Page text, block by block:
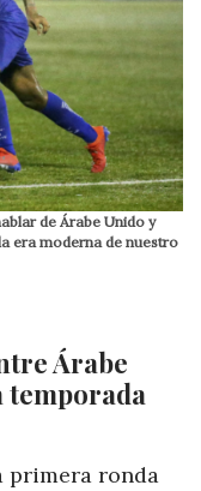
de Árabe Unido y
era moderna de nuestro
Árabe
temporada
primera ronda